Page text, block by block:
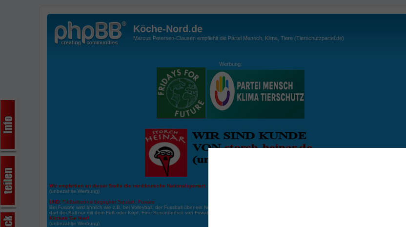
Köche-Nord.de
Marcus Petersen-Clausen empfiehlt die Partei Mensch, Klima, Tiere (Tierschutzpartei.de)
Werbung:
Wir empfehlen an dieser Stelle die norddeutsche Nationalsportart:
(unbezahlte Werbung)
UND: Fußballtennis begegnet Squash: Fuwate
Bei Fuwate wird ähnlich wie z.B. bei Volleyball, der Fussball über ein Netz gespielt. Wichtig: der Ball darf zu keiner Zeit den Boden berühren. Gespielt werden
darf der Ball nur mit dem Fuß oder Kopf. Eine Besonderheit von Fuwate ist, dass der Ball ähnlich wie beim Squash, auch über die Wände gespielt werden darf.
Klicken Sie hier!
(unbezahlte Werbung)